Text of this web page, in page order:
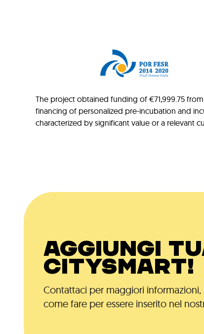
The project obtained funding of €71,999.75 from
financing of personalized pre-incubation and
characterized by significant value or a relevant
AGGIUNGI
CITYSMART!
Contattaci per maggiori
come fare per essere inserito nel